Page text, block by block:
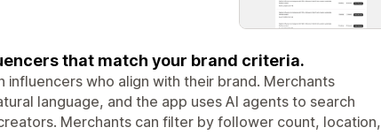
that match your brand criteria.
who align with their brand. Merchants
language, and the app uses AI agents to search
Merchants can filter by follower count, location,